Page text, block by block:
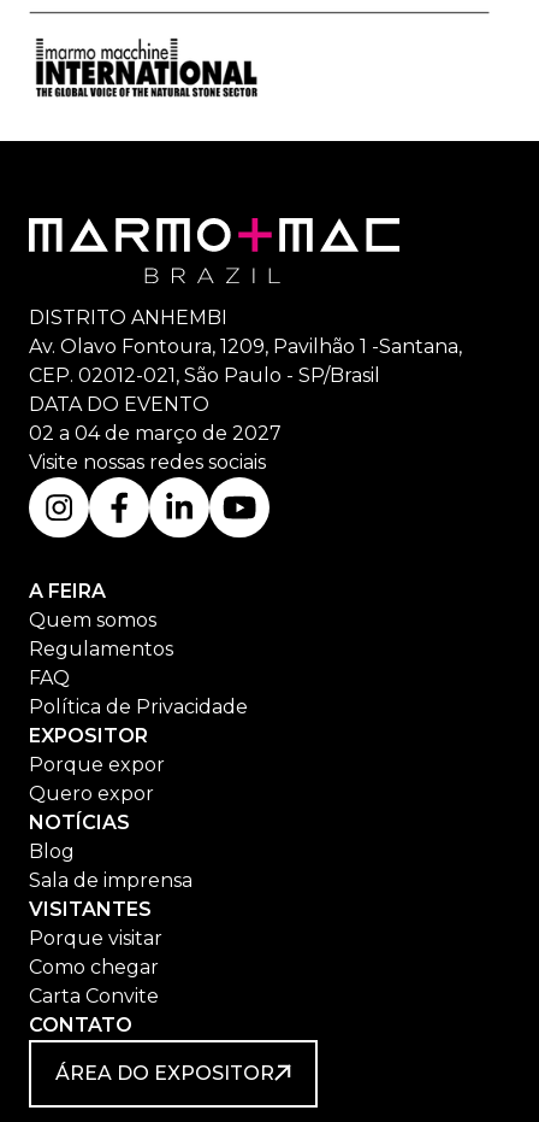
DISTRITO ANHEMBI
Av. Olavo Fontoura, 1209, Pavilhão 1 -Santana,
CEP. 02012-021, São Paulo - SP/Brasil
DATA DO EVENTO
02 a 04 de março de 2027
Visite nossas redes sociais
A FEIRA
Quem somos
Regulamentos
FAQ
Política de Privacidade
EXPOSITOR
Porque expor
Quero expor
NOTÍCIAS
Blog
Sala de imprensa
VISITANTES
Porque visitar
Como chegar
Carta Convite
CONTATO
ÁREA DO EXPOSITOR